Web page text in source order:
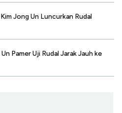
Jong Un Luncurkan Rudal
Pamer Uji Rudal Jarak Jauh ke